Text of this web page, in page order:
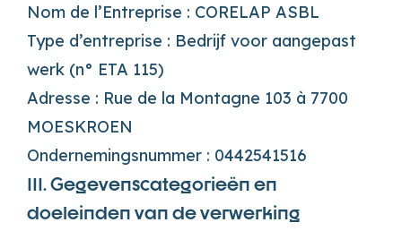
Nom de l’Entreprise : CORELAP ASBL
Type d’entreprise : Bedrijf voor aangepast
werk (n° ETA 115)
Adresse : Rue de la Montagne 103 à 7700
MOESKROEN
Ondernemingsnummer : 0442541516
III. Gegevenscategorieën en
doeleinden van de verwerking